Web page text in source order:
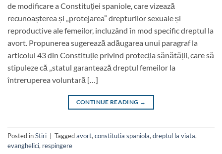
de modificare a Constituției spaniole, care vizează
recunoașterea și „protejarea” drepturilor sexuale și
reproductive ale femeilor, incluzând în mod specific dreptul la
avort. Propunerea sugerează adăugarea unui paragraf la
articolul 43 din Constituție privind protecția sănătății, care să
stipuleze că „statul garantează dreptul femeilor la
întreruperea voluntară […]
CONTINUE READING →
Posted inStiri Taggedavort, constitutia spaniola, dreptul la viata,
evanghelici, respingere